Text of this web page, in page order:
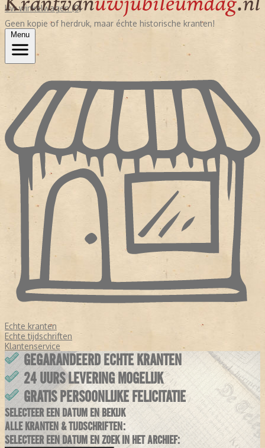
Uw winkelwagen (0)
Geen kopie of herdruk, maar échte historische kranten!
Menu
Echte kranten
Echte tijdschriften
Klantenservice
GEGARANDEERD ECHTE KRANTEN
24 UURS LEVERING MOGELIJK
GRATIS PERSOONLIJKE FELICITATIE
SELECTEER EEN DATUM EN BEKIJK
ALLE KRANTEN & TIJDSCHRIFTEN:
SELECTEER EEN DATUM EN ZOEK IN HET ARCHIEF: